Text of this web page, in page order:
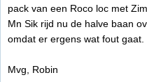
pack van een Roco loc met
Mn Sik rijd nu de halve baan
omdat er ergens wat fout gaat.
Mvg, Robin